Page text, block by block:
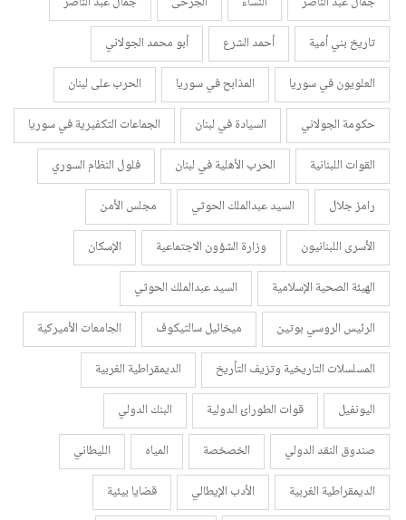
تاريخ بني أمية
أحمد الشرع
أبو محمد الجولاني
العلويون في سوريا
المذابح في سوريا
الحرب على لبنان
حكومة الجولاني
السيادة في لبنان
الجماعات التكفيرية في سوريا
القوات اللبنانية
الحرب الأهلية في لبنان
فلول النظام السوري
رامز جلال
السيد عبدالملك الحوثي
مجلس الأمن
الأسرى اللبنانيون
وزارة الشؤون الاجتماعية
الإسكان
الهيئة الصحية الإسلامية
السيد عبدالملك الحوثي
الرئيس الروسي بوتين
ميخائيل سالتيكوف
الجامعات الأميركية
المسلسلات التاريخية وتزيف التأريخ
الديمقراطية الغربية
اليونفيل
قوات الطورائ الدولية
البنك الدولي
صندوق النقد الدولي
الخصخصة المياه
الليطاني
الديمقراطية الغربية
الأدب الإيطالي
قضايا بيئية